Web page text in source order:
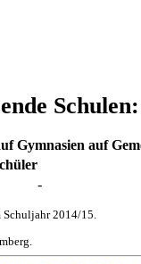
Gymnasien auf
-
Schuljahr 2014/15.